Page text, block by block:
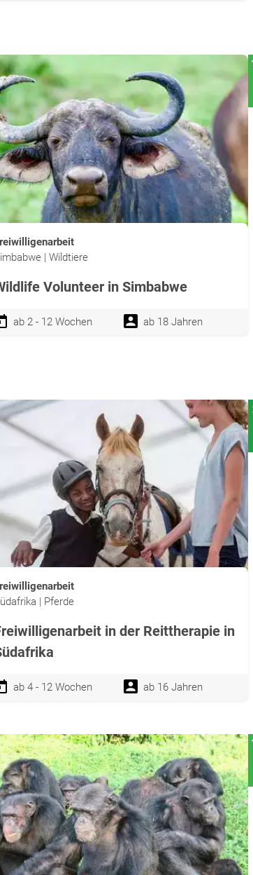
| Wildtiere
Volunteer in Simbabwe
ab 2 - 12 Wochen ab 18 Jahren
| Pferde
in der Reittherapie in
ab 4 - 12 Wochen ab 16 Jahren